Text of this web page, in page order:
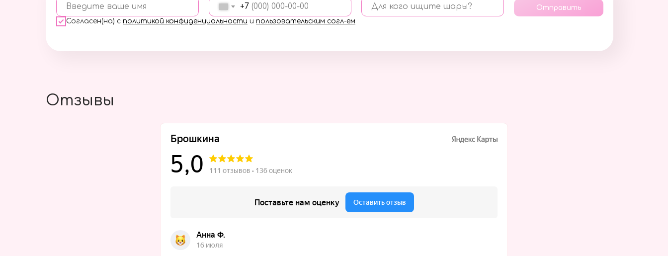
Введите ваше имя +7 Для кого ищите шары?
Согласен(на) с политикой конфиденциальности и пользовательским согл-ем
Отправить
Отзывы